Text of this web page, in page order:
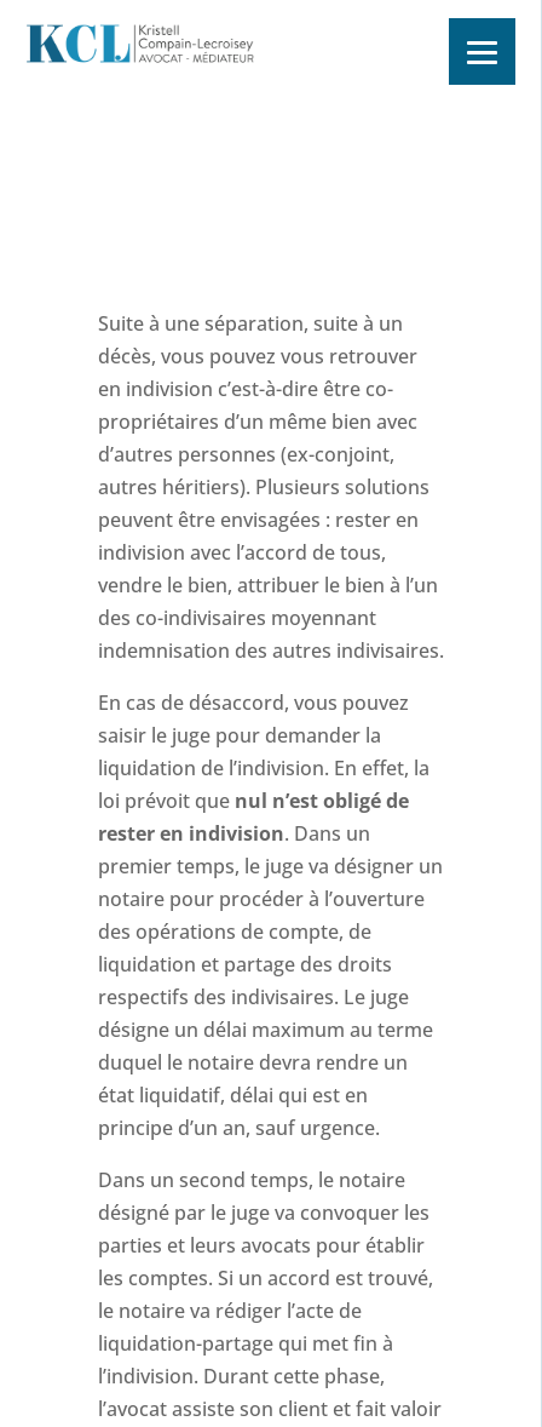
Suite à une séparation, suite à un
décès, vous pouvez vous retrouver
en indivision c’est-à-dire être co-
propriétaires d’un même bien avec
d’autres personnes (ex-conjoint,
autres héritiers). Plusieurs solutions
peuvent être envisagées : rester en
indivision avec l’accord de tous,
vendre le bien, attribuer le bien à l’un
des co-indivisaires moyennant
indemnisation des autres indivisaires.
En cas de désaccord, vous pouvez
saisir le juge pour demander la
liquidation de l’indivision. En effet, la
loi prévoit que nul n’est obligé de
rester en indivision. Dans un
premier temps, le juge va désigner un
notaire pour procéder à l’ouverture
des opérations de compte, de
liquidation et partage des droits
respectifs des indivisaires. Le juge
désigne un délai maximum au terme
duquel le notaire devra rendre un
état liquidatif, délai qui est en
principe d’un an, sauf urgence.
Dans un second temps, le notaire
désigné par le juge va convoquer les
parties et leurs avocats pour établir
les comptes. Si un accord est trouvé,
le notaire va rédiger l’acte de
liquidation-partage qui met fin à
l’indivision. Durant cette phase,
l’avocat assiste son client et fait valoir